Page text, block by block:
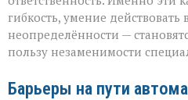
гибкость, умение действовать в
неопределённости —
пользу незаменимости
Барьеры на пути